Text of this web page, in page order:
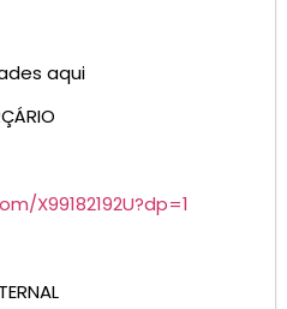
aqui
X99182192U?dp=1